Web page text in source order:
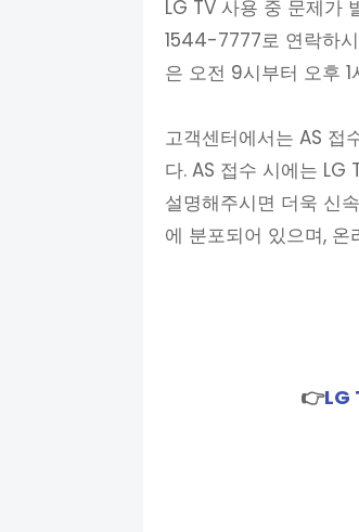
LG TV 사용 중 문제가
1544-7777로 연락하
은 오전 9시부터 오후
고객센터에서는 AS 접
다. AS 접수 시에는 LG
설명해주시면 더욱 신
에 분포되어 있으며,
👉LG